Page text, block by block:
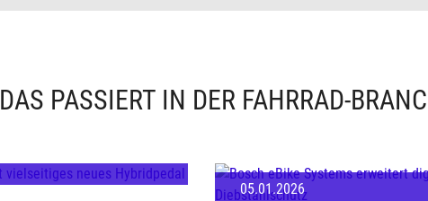
DAS PASSIERT IN DER FAHRRAD-
05.01.2026